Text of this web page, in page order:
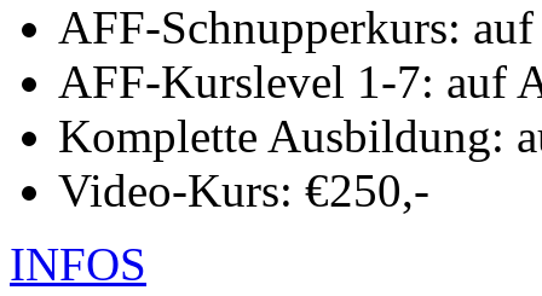
AFF-Schnupperkurs:
AFF-Kurslevel 1-7: auf
Komplette Ausbildung:
Video-Kurs: €250,-
INFOS